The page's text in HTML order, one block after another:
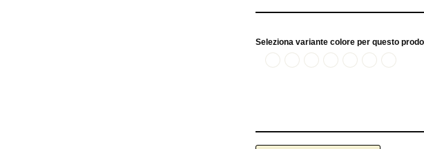
Seleziona variante colore per questo
Acquamarina
Aurora Boreale
CrystalEmeraldLight turchese
Majestic blue
Rose